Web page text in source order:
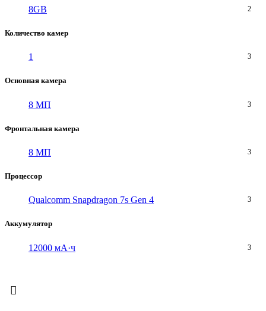
8GB 2
Количество камер
1 3
Основная камера
8 МП 3
Фронтальная камера
8 МП 3
Процессор
Qualcomm Snapdragon 7s Gen 4 3
Аккумулятор
12000 мА·ч 3